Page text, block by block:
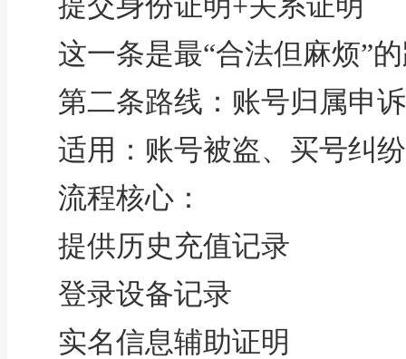
这一条是最“合法但麻烦”
第二条路线：账号归属申
适用：账号被盗、买号纠纷
流程核心：
提供历史充值记录
登录设备记录
实名信息辅助证明